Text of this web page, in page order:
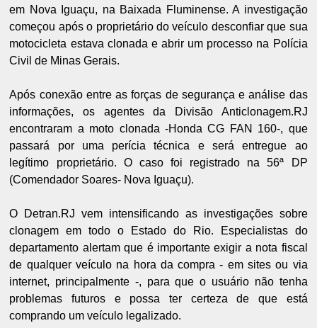
em Nova Iguaçu, na Baixada Fluminense. A investigação
começou após o proprietário do veículo desconfiar que sua
motocicleta estava clonada e abrir um processo na Polícia
Civil de Minas Gerais.
Após conexão entre as forças de segurança e análise das
informações, os agentes da Divisão Anticlonagem.RJ
encontraram a moto clonada -Honda CG FAN 160-, que
passará por uma perícia técnica e será entregue ao
legítimo proprietário. O caso foi registrado na 56ª DP
(Comendador Soares- Nova Iguaçu).
O Detran.RJ vem intensificando as investigações sobre
clonagem em todo o Estado do Rio. Especialistas do
departamento alertam que é importante exigir a nota fiscal
de qualquer veículo na hora da compra - em sites ou via
internet, principalmente -, para que o usuário não tenha
problemas futuros e possa ter certeza de que está
comprando um veículo legalizado.